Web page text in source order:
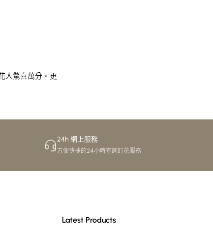
人驚喜萬分。更
花店好、唔知點
,你知唔知有幾
24h 網上服務
方便快捷的24小時查詢訂花服務
Latest Products